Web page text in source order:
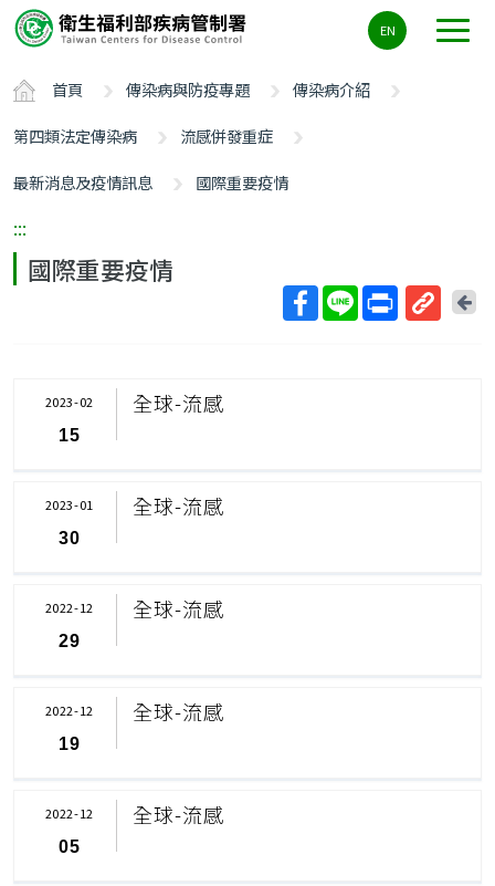
要
容
ALT+C
EN
首頁 傳染病與防疫專題
傳染病介紹
第四類法定傳染病
流感併發重症
最新消息及疫情訊息
國際重要疫情
:::
國際重要疫情
回
全球-流感
2023-02
15
全球-流感
2023-01
30
全球-流感
2022-12
29
全球-流感
2022-12
19
全球-流感
2022-12
05